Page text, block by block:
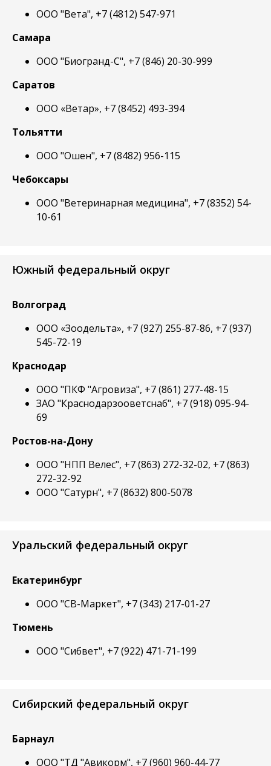
ООО "Вета", +7 (4812) 547-971
Самара
ООО "Биогранд-С", +7 (846) 20-30-999
Саратов
ООО «Ветар», +7 (8452) 493-394
Тольятти
ООО "Ошен", +7 (8482) 956-115
Чебоксары
ООО "Ветеринарная медицина", +7 (8352) 54-
10-61
Южный федеральный округ
Волгоград
ООО «Зоодельта», +7 (927) 255-87-86, +7 (937)
545-72-19
Краснодар
ООО "ПКФ "Агровиза", +7 (861) 277-48-15
ЗАО "Краснодарзооветснаб", +7 (918) 095-94-
69
Ростов-на-Дону
ООО "НПП Велес", +7 (863) 272-32-02, +7 (863)
272-32-92
ООО "Сатурн", +7 (8632) 800-5078
Уральский федеральный округ
Екатеринбург
ООО "СВ-Маркет", +7 (343) 217-01-27
Тюмень
ООО "Сибвет", +7 (922) 471-71-199
Сибирский федеральный округ
Барнаул
ООО "ТД "Авикорм", +7 (960) 960-44-77